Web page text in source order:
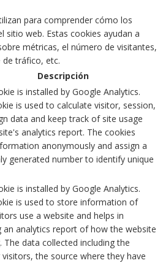
para comprender cómo los
sitio web. Estas cookies ayudan a
métricas, el número de visitantes,
tráfico, etc.
Descripción
is installed by Google Analytics.
is used to calculate visitor, session,
data and keep track of site usage
analytics report. The cookies
anonymously and assign a
generated number to identify unique
is installed by Google Analytics.
is used to store information of
use a website and helps in
an analytics report of how the website
The data collected including the
the source where they have